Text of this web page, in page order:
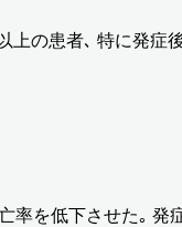
の患者､ 特に発症
率を低下させた｡ 発